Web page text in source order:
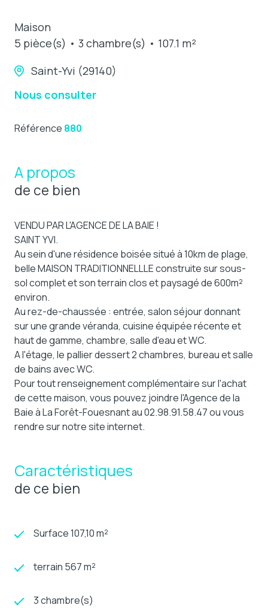
Maison
5 pièce(s)
3 chambre(s)
107.1 m²
Saint-Yvi (29140)
Nous consulter
Référence 880
A propos
de ce bien
VENDU PAR L'AGENCE DE LA BAIE !
SAINT YVI.
Au sein d'une résidence boisée situé à 10km de plage,
belle MAISON TRADITIONNELLLE construite sur sous-
sol complet et son terrain clos et paysagé de 600m²
environ.
Au rez-de-chaussée : entrée, salon séjour donnant
sur une grande véranda, cuisine équipée récente et
haut de gamme, chambre, salle d'eau et WC.
A l'étage, le pallier dessert 2 chambres, bureau et salle
de bains avec WC.
Pour tout renseignement complémentaire sur l'achat
de cette maison, vous pouvez joindre l'Agence de la
Baie à La Forêt-Fouesnant au 02.98.91.58.47 ou vous
rendre sur notre site internet.
Caractéristiques
de ce bien
Surface 107,10 m²
terrain 567 m²
3 chambre(s)